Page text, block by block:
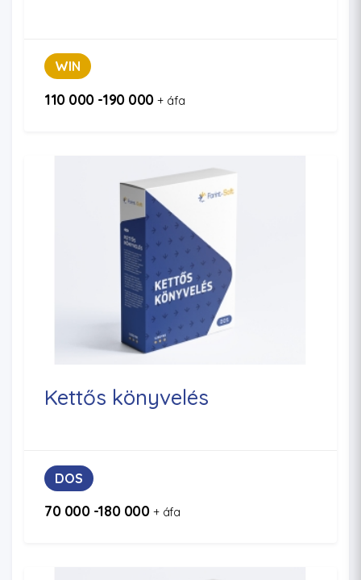
WIN
110 000 -190 000+ áfa
Kettős könyvelés
DOS
70 000 -180 000 + áfa